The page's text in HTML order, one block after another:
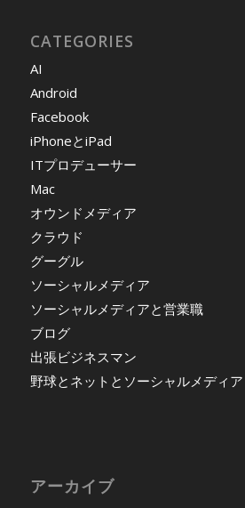
CATEGORIES
AI
Android
Facebook
iPhoneとiPad
ITプロデューサー
Mac
オウンドメディア
クラウド
グーグル
ソーシャルメディア
ソーシャルメディアと営業職
ブログ
出張ビジネスマン
野球とネットとソーシャルメディア
アーカイブ